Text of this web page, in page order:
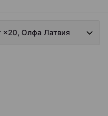
×20, Олфа Латвия